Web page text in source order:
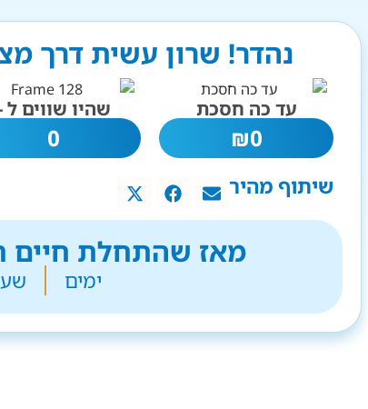
נהדר! שרון עשית דרך
עד כה חסכת
0
₪
שהיו שווים ל
0
שיתוף מהיר
מאז שהתחלת חיים
ימים